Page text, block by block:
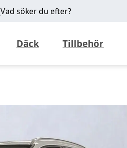
Vad söker du efter?
Däck Tillbehör